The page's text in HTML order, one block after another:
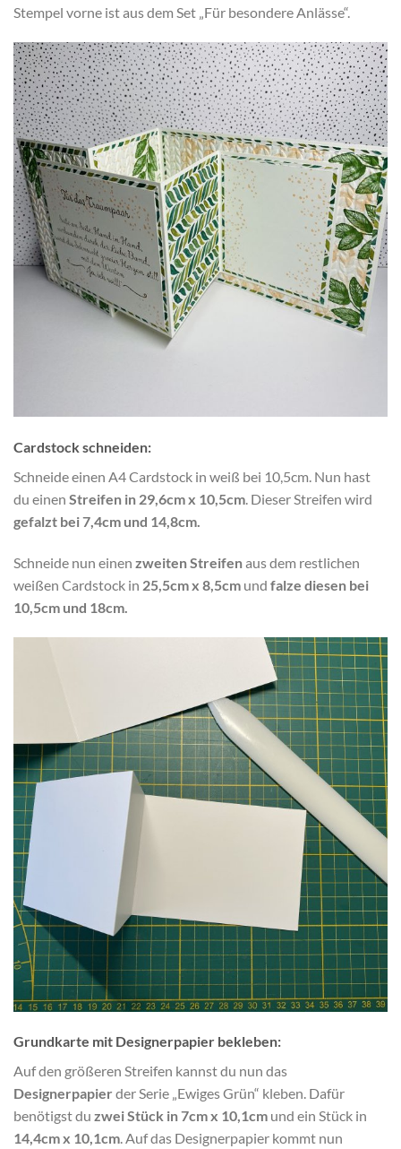
Stempel vorne ist aus dem Set „Für besondere Anlässe“.
Cardstock schneiden:
Schneide einen A4 Cardstock in weiß bei 10,5cm. Nun hast
du einen Streifen in 29,6cm x 10,5cm. Dieser Streifen wird
gefalzt bei 7,4cm und 14,8cm.
Schneide nun einen zweiten Streifenaus dem restlichen
weißen Cardstock in 25,5cm x 8,5cm und falze diesen bei
10,5cm und 18cm.
Grundkarte mit Designerpapier bekleben:
Auf den größeren Streifen kannst du nun das
Designerpapier der Serie „Ewiges Grün“ kleben. Dafür
benötigst du zwei Stück in 7cm x 10,1cm und ein Stück in
14,4cm x 10,1cm. Auf das Designerpapier kommt nun